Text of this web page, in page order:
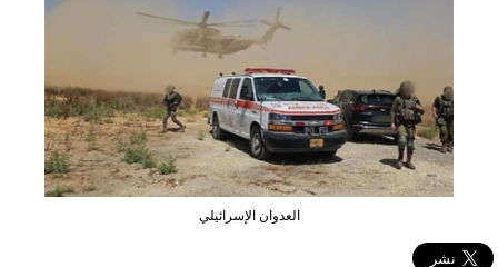
العدوان الإسرائيلي